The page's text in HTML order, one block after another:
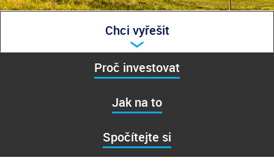
Chci vyřešit
Proč investovat
Jak na to
Spočítejte si